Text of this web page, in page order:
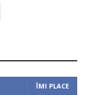
ÎMI PLACE